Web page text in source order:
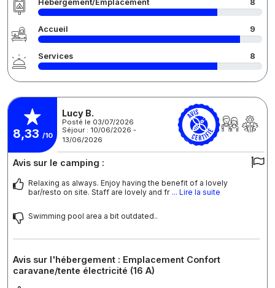
Hébergement/Emplacement 8
Accueil 9
Services 8
8,33 /10
Lucy B.
Posté le 03/07/2026
Séjour : 10/06/2026 -
13/06/2026
Avis sur le camping :
Relaxing as always. Enjoy having the benefit of a lovely
bar/resto on site. Staff are lovely and fr ... Lire la suite
Swimming pool area a bit outdated..
Avis sur l'hébergement : Emplacement Confort
caravane/tente électricité (16 A)